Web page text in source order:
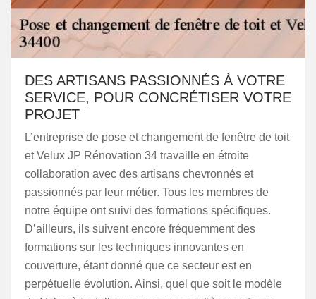
DES ARTISANS PASSIONNÉS À VOTRE
SERVICE, POUR CONCRÉTISER VOTRE
PROJET
L’entreprise de pose et changement de fenêtre de toit
et Velux JP Rénovation 34 travaille en étroite
collaboration avec des artisans chevronnés et
passionnés par leur métier. Tous les membres de
notre équipe ont suivi des formations spécifiques.
D’ailleurs, ils suivent encore fréquemment des
formations sur les techniques innovantes en
couverture, étant donné que ce secteur est en
perpétuelle évolution. Ainsi, quel que soit le modèle